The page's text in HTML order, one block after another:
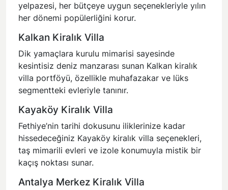
yelpazesi, her bütçeye uygun seçenekleriyle yılın
her dönemi popülerliğini korur.
Kalkan Kiralık Villa
Dik yamaçlara kurulu mimarisi sayesinde
kesintisiz deniz manzarası sunan Kalkan kiralık
villa portföyü, özellikle muhafazakar ve lüks
segmentteki evleriyle tanınır.
Kayaköy Kiralık Villa
Fethiye’nin tarihi dokusunu iliklerinize kadar
hissedeceğiniz Kayaköy kiralık villa seçenekleri,
taş mimarili evleri ve izole konumuyla mistik bir
kaçış noktası sunar.
Antalya Merkez Kiralık Villa